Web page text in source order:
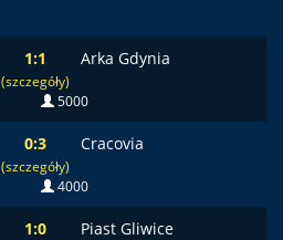
1:1
(szczegóły)
Arka Gdynia
5000
0:3
(szczegóły)
Cracovia
4000
1:0 Piast Gliwice